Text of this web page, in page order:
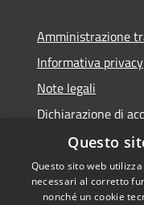
Amministrazione
Informativa privacy
Note legali
Dichiarazione di
Questo
Questo sito web
necessari al corretto
nonché un cookie